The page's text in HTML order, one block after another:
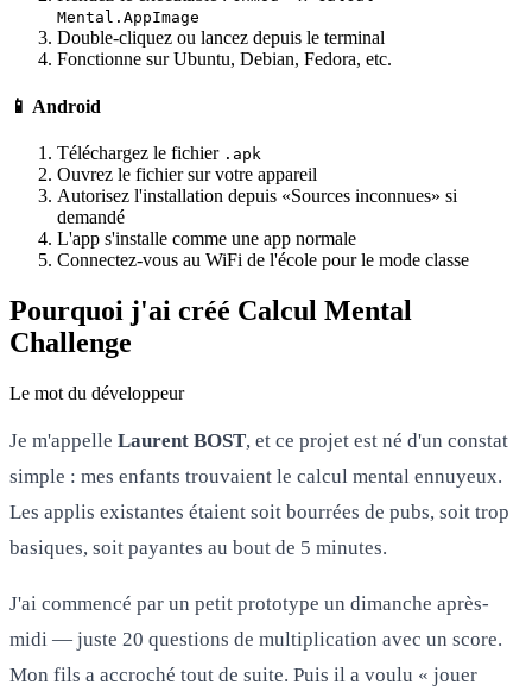
Mental.AppImage
Double-cliquez ou lancez depuis le terminal
Fonctionne sur Ubuntu, Debian, Fedora, etc.
📱 Android
Téléchargez le fichier .apk
Ouvrez le fichier sur votre appareil
Autorisez l'installation depuis «Sources inconnues» si
demandé
L'app s'installe comme une app normale
Connectez-vous au WiFi de l'école pour le mode classe
Pourquoi j'ai créé Calcul Mental
Challenge
Le mot du développeur
Je m'appelle Laurent BOST, et ce projet est né d'un constat
simple : mes enfants trouvaient le calcul mental ennuyeux.
Les applis existantes étaient soit bourrées de pubs, soit trop
basiques, soit payantes au bout de 5 minutes.
J'ai commencé par un petit prototype un dimanche après-
midi — juste 20 questions de multiplication avec un score.
Mon fils a accroché tout de suite. Puis il a voulu « jouer